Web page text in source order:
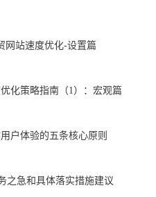
网站速度优化-设置篇
化策略指南（1）：宏观篇
户体验的五条核心原则
之急和具体落实措施建议